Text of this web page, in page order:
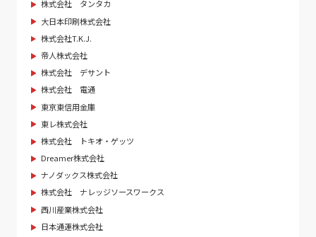
株式会社 タンタカ
大日本印刷株式会社
株式会社T.K.J.
帝人株式会社
株式会社 デサント
株式会社 電通
東京東信用金庫
東レ株式会社
株式会社 トキオ・ゲッツ
Dreamer株式会社
ナノダックス株式会社
株式会社 ナレッジソースワークス
西川産業株式会社
日本通運株式会社